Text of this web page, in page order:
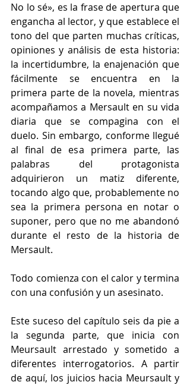
No lo sé», es la frase de apertura que
engancha al lector, y que establece el
tono del que parten muchas críticas,
opiniones y análisis de esta historia:
la incertidumbre, la enajenación que
fácilmente se encuentra en la
primera parte de la novela, mientras
acompañamos a Mersault en su vida
diaria que se compagina con el
duelo. Sin embargo, conforme llegué
al final de esa primera parte, las
palabras del protagonista
adquirieron un matiz diferente,
tocando algo que, probablemente no
sea la primera persona en notar o
suponer, pero que no me abandonó
durante el resto de la historia de
Mersault.
Todo comienza con el calor y termina
con una confusión y un asesinato.
Este suceso del capítulo seis da pie a
la segunda parte, que inicia con
Meursault arrestado y sometido a
diferentes interrogatorios. A partir
de aquí, los juicios hacia Meursault y